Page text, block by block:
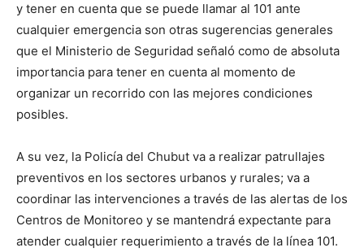
y tener en cuenta que se puede llamar al 101 ante
cualquier emergencia son otras sugerencias generales
que el Ministerio de Seguridad señaló como de absoluta
importancia para tener en cuenta al momento de
organizar un recorrido con las mejores condiciones
posibles.
A su vez, la Policía del Chubut va a realizar patrullajes
preventivos en los sectores urbanos y rurales; va a
coordinar las intervenciones a través de las alertas de los
Centros de Monitoreo y se mantendrá expectante para
atender cualquier requerimiento a través de la línea 101.